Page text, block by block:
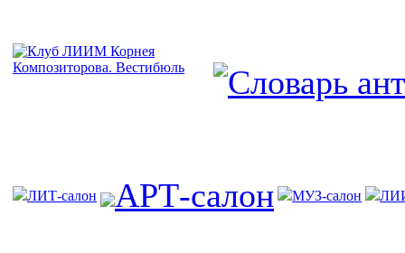
ЛИТ-салон АРТ-салон МУЗ-салон